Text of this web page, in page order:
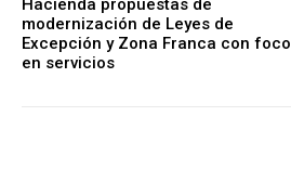
Hacienda propuestas de
modernización de Leyes de
Excepción y Zona Franca con foco
en servicios